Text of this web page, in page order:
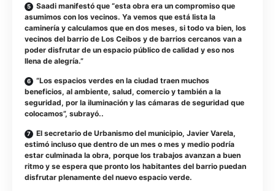
Saadi manifestó que “esta obra era un compromiso que
asumimos con los vecinos. Ya vemos que está lista la
caminería y calculamos que en dos meses, si todo va bien, los
vecinos del barrio de Los Ceibos y de barrios cercanos van a
poder disfrutar de un espacio público de calidad y eso nos
llena de alegría.”
“Los espacios verdes en la ciudad traen muchos
beneficios, al ambiente, salud, comercio y también a la
seguridad, por la iluminación y las cámaras de seguridad que
colocamos”, subrayó..
El secretario de Urbanismo del municipio, Javier Varela,
estimó incluso que dentro de un mes o mes y medio podría
estar culminada la obra, porque los trabajos avanzan a buen
ritmo y se espera que pronto los habitantes del barrio puedan
disfrutar plenamente del nuevo espacio verde.